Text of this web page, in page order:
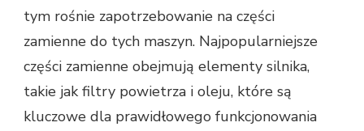
tym rośnie zapotrzebowanie na części
zamienne do tych maszyn. Najpopularniejsze
części zamienne obejmują elementy silnika,
takie jak filtry powietrza i oleju, które są
kluczowe dla prawidłowego funkcjonowania